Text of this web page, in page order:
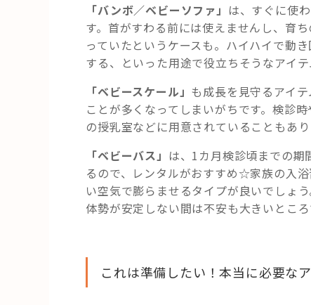
「バンボ／ベビーソファ」 は、すぐに使
す。首がすわる前には使えませんし、育
っていたというケースも。ハイハイで動
する、といった用途で役立ちそうなアイ
「ベビースケール」 も成長を見守るアイ
ことが多くなってしまいがちです。検診
の授乳室などに用意されていることもあ
「ベビーバス」 は、1カ月検診頃までの
るので、レンタルがおすすめ☆家族の入
い空気で膨らませるタイプが良いでしょ
体勢が安定しない間は不安も大きいとこ
これは準備したい！本当に必要な